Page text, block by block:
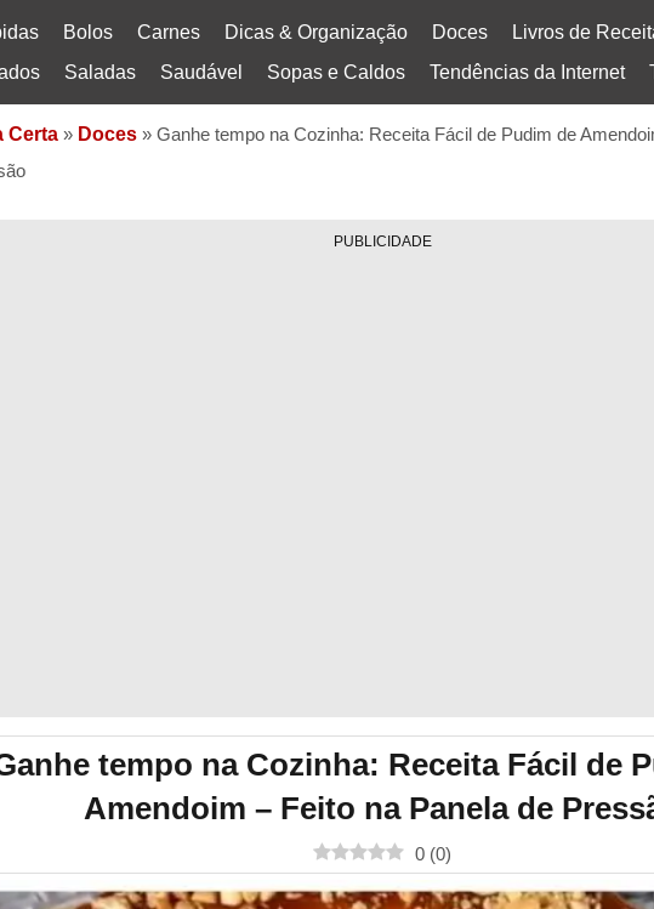
Bolos Carnes Dicas & Organização Doces Livros de
Saladas Saudável Sopas e Caldos Tendências da Internet
Certa » Doces » Ganhe tempo na Cozinha: Receita Fácil de Pudim de
PUBLICIDADE
tempo na Cozinha: Receita Fácil de
Amendoim – Feito na Panela de
0 (0)